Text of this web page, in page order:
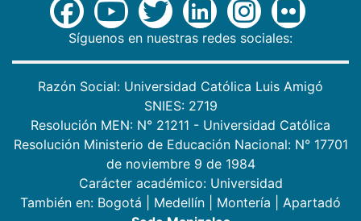
Síguenos en nuestras redes sociales:
Razón Social: Universidad Católica Luis Amigó
SNIES: 2719
Resolución MEN: N° 21211 - Universidad Católica
Resolución Ministerio de Educación Nacional: N° 17701
de noviembre 9 de 1984
Carácter académico: Universidad
También en: Bogotá Medellín Montería
Apartadó